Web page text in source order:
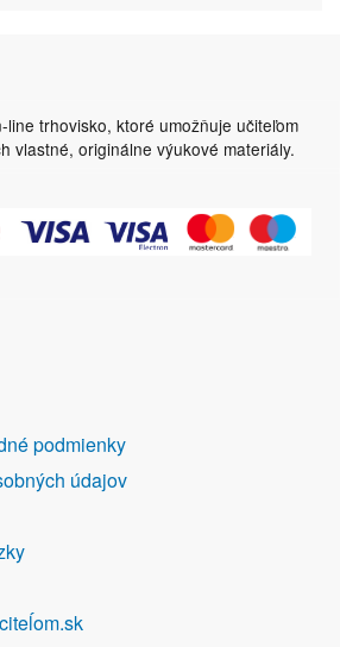
line trhovisko, ktoré umožňuje učiteľom
vlastné, originálne výukové materiály.
podmienky
údajov